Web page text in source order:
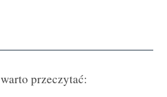
przeczytać: